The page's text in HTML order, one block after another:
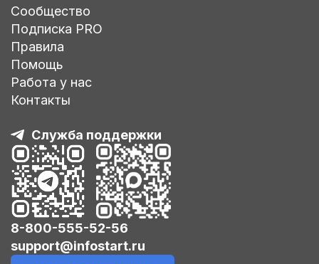
Сообщество
Подписка PRO
Правила
Помощь
Работа у нас
Контакты
Служба поддержки
8-800-555-52-56
support@infostart.ru